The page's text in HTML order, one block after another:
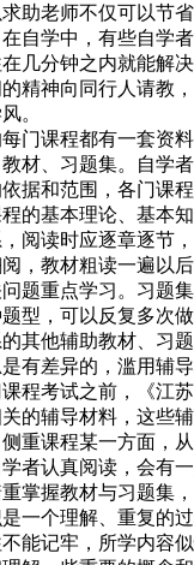
助老师不仅可以节
自学中，有些自学
几分钟之内就能解
精神向同行人请教
。
门课程都有一套资
材、习题集。自学
据和范围，各门课
的基本理论、基本
阅读时应逐章逐节
，教材粗读一遍以
题重点学习。习题
型，可以反复多次
其他辅助教材、习
有差异的，滥用辅
程考试之前，《江
的辅导材料，这些
重课程某一方面，
者认真阅读，会有
掌握教材与习题集
一个理解、重复的
能记牢，所学内容